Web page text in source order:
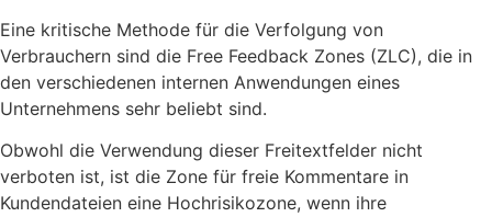
Eine kritische Methode für die Verfolgung von
Verbrauchern sind die Free Feedback Zones (ZLC), die in
den verschiedenen internen Anwendungen eines
Unternehmens sehr beliebt sind.
Obwohl die Verwendung dieser Freitextfelder nicht
verboten ist, ist die Zone für freie Kommentare in
Kundendateien eine Hochrisikozone, wenn ihre